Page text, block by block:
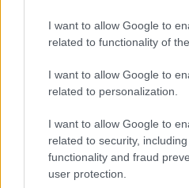
I want to allow Google to
related to functionality of
I want to allow Google to
related to personalization.
I want to allow Google to
related to security,
functionality and fraud
user protection.
Kutatás-
létre Kecskeméten
A Mercedes-Benz több